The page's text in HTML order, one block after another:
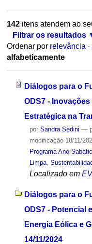
142itens atendem ao
Filtrar os resultados
Ordenar por relevância ·
alfabeticamente
Diálogos para o
ODS7 -
Estratégica na
por Sandra Sedini —
modificação18/11/
Programa Ano
Limpa,
Localizado em
Diálogos para o
ODS7 - Potencial
Energia Eólica e
14/11/2024